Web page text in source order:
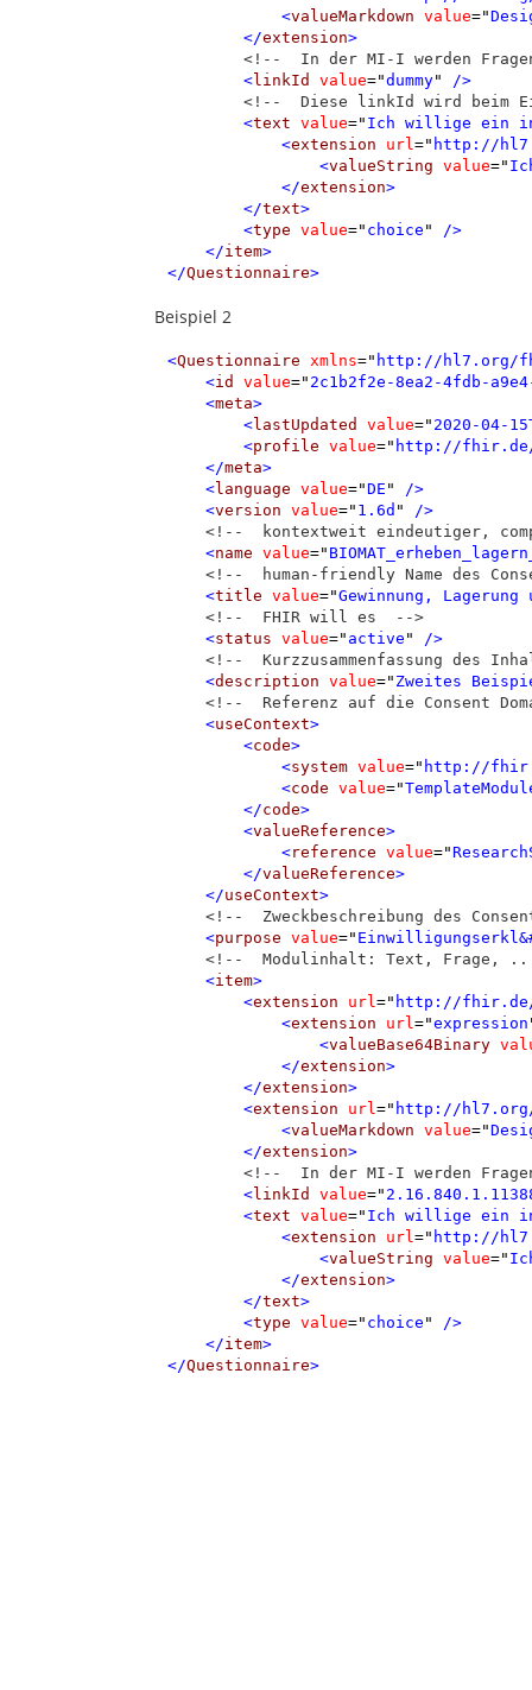
<valueMarkdown value="
</extension>
<!--  In der MI-I werden
<linkId value="dummy" />
<!--  Diese linkId wird beim
<text value=" Ich willige ein in
<extension url =" http://
<valueString value="
</extension>
</text>
<type value=" choice " />
</item>
</Questionnaire>
Beispiel 2
<Questionnaire xmlns=" http://hl7.org/
<id value=" 2c1b2f2e-8ea2-4fdb-
<meta>
<lastUpdated value=" 2020-04-
<profile value=" http://fhir.de/
</meta>
<language value="DE " />
<version value=" 1.6d " />
<!--  kontextweit eindeutiger,
<name value="
<!--  human-friendly Name des
<title value="Gewinnung,
<!--  FHIR will es  -->
<status value=" active " />
<!--  Kurzzusammenfassung des
<description value=" Zweites
<!--  Referenz auf die Consent
<useContext>
<code>
<system value=" http://
<code value="
</code>
<valueReference>
<reference value="
</valueReference>
</useContext>
<!--  Zweckbeschreibung des
<purpose value="
<!--  Modulinhalt: Text, Frage,
<item>
<extension url =" http://fhir.de/
<extension url ="expression
<valueBase64Binary
</extension>
</extension>
<extension url =" http://
<valueMarkdown value="
</extension>
<!--  In der MI-I werden
<linkId value="
<text value=" Ich willige ein in
<extension url =" http://
<valueString value="
</extension>
</text>
<type value=" choice " />
</item>
</Questionnaire>